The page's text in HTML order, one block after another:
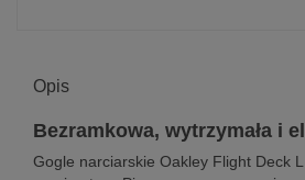
Opis
Bezramkowa, wytrzymała i
Gogle narciarskie Oakley Flight Deck